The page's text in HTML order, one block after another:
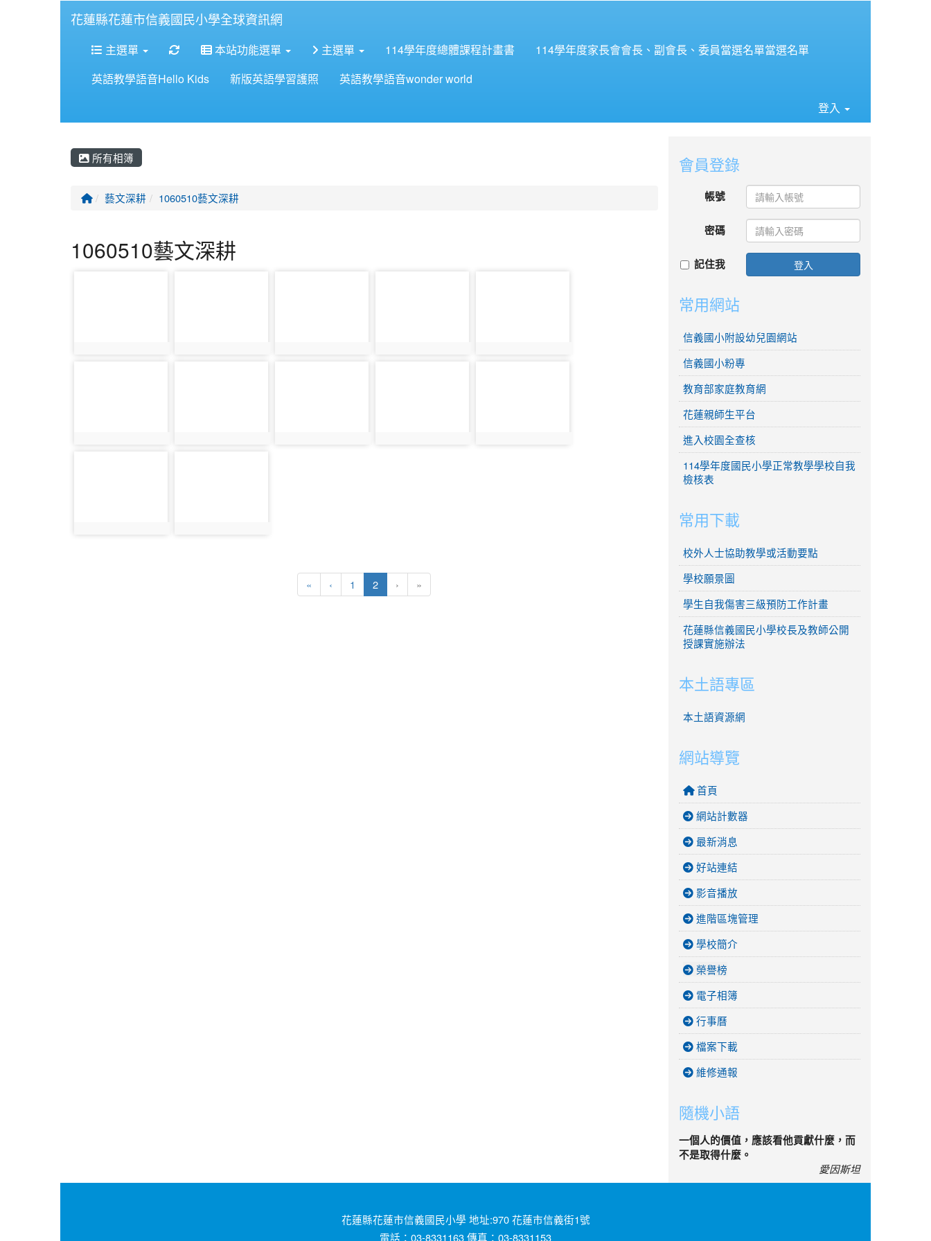
花蓮縣花蓮市信義國民小學全球資訊網
主選單 重新取得佈景設定
本站功能選單 主選單 114學年度總體課程計畫書
114學年度家長會會長、副會長、委員當選名單當選名單
英語教學語音Hello Kids
新版英語學習護照
英語教學語音wonder world
登入
所有相簿
回首頁
藝文深耕 1060510藝文深耕
1060510藝文深耕
« 第一頁
‹ 上一頁
1 2(目前頁次)
› »
會員登錄
帳號
密碼
記住我 登入
常用網站
信義國小附設幼兒園網站
信義國小粉專
教育部家庭教育網
花蓮親師生平台
進入校園全查核
114學年度國民小學正常教學學校自我
檢核表
常用下載
校外人士協助教學或活動要點
學校願景圖
學生自我傷害三級預防工作計畫
花蓮縣信義國民小學校長及教師公開
授課實施辦法
本土語專區
本土語資源網
網站導覽
首頁
網站計數器
最新消息
好站連結
影音播放
進階區塊管理
學校簡介
榮譽榜
電子相簿
行事曆
檔案下載
維修通報
隨機小語
一個人的價值，應該看他貢獻什麼，而
不是取得什麼。
愛因斯坦
花蓮縣花蓮市信義國民小學 地址:970 花蓮市信義街1號
電話：03-8331163 傳真：03-8331153